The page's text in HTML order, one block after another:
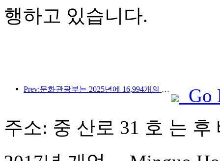
행하고 있습니다.
Prev:문화관광부는 2025년에 16,994개의 A급 관광지에 75억 1천만 명의 관광객이 방문하여 5,544억 9천만 위안의 관광 수입을 올릴 것으로 예상한다고 발표했습니다.
Go
주소: 중 산로 31 호 는